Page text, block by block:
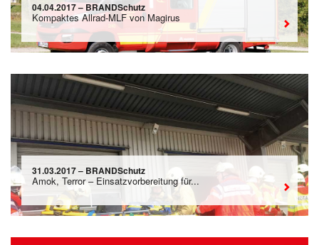
04.04.2017 – BRANDSchutz
Kompaktes Allrad-MLF von Magirus
31.03.2017 – BRANDSchutz
Amok, Terror – Einsatzvorbereitung für...